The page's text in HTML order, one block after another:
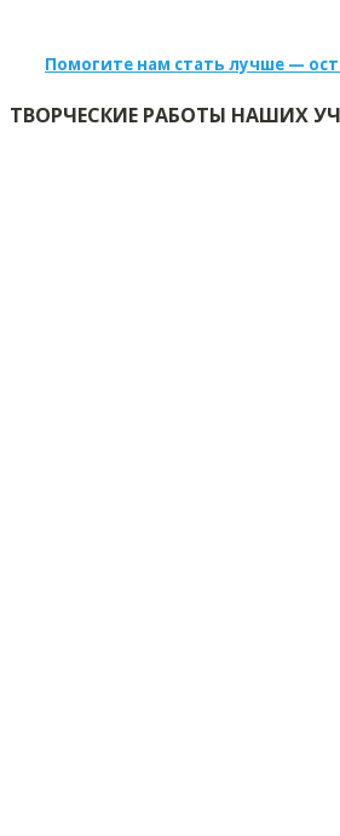
Помогите нам стать лучше —
ТВОРЧЕСКИЕ РАБОТЫ НАШИХ